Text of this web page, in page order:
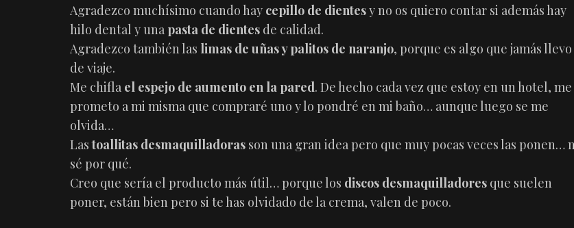
Agradezco muchísimo cuando hay cepillo de dientesy no os quiero contar si además hay
hilo dental y una pasta de dientes de calidad.
Agradezco también las limas de uñas y palitos de naranjo, porque es algo que jamás llevo
de viaje.
Me chifla el espejo de aumento en la pared. De hecho cada vez que estoy en un hotel, me
prometo a mi misma que compraré uno y lo pondré en mi baño… aunque luego se me
olvida…
Lastoallitas desmaquilladoras son una gran idea pero que muy pocas veces las ponen…
sé por qué.
Creo que sería el producto más útil… porque los discos desmaquilladores que suelen
poner, están bien pero si te has olvidado de la crema, valen de poco.